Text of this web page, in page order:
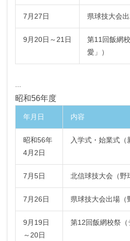
7月27日 県球技大会出
9月20日～21日
第11回飯網
愛」）
昭和56年度
年月日 内容
昭和56年
4月2日
入学式・始業式（
7月5日 北信球技大会（野
7月26日 県球技大会出場（
9月19日
～20日
第12回飯網校祭（